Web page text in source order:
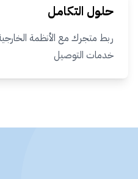
حلول التكامل
ربط متجرك مع الأنظمة
خدمات التوصيل